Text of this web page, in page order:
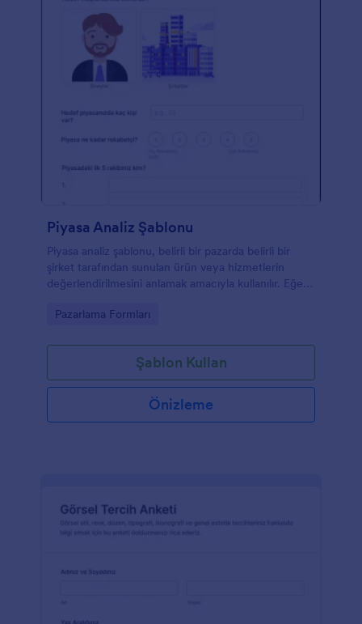
Piyasa Analiz Şablonu
Piyasa analiz şablonu, belirli bir pazarda belirli bir
şirket tarafından sunulan ürün veya hizmetlerin
değerlendirilmesini anlamak amacıyla kullanılır. Eğer
herhangi bir ticari faaliyeti veya ticari ürünü analiz
Bu şablonu, işinizde strateji oluşturmak için ücretsiz
piyasa analiz şablonu olarak kullanabilirsiniz.Alanları
ve soruları ihtiyaçlarınıza göre kişiselleştirmenin yanı
sıra, bu şablonun tasarımını da güncelleyebilirsiniz.
Logonuzu ekleyin, renk düzenini değiştirin veya
QR kodu olarak paylaşın. Kodlama gerektirmez!
Go to Category:
Pazarlama Formları
Şablon Kullan
Önizleme